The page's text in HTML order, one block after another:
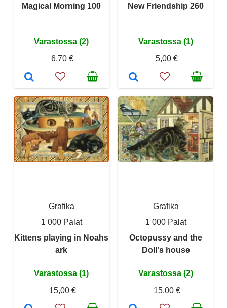
Magical Morning 100
Varastossa (2)
6,70 €
New Friendship 260
Varastossa (1)
5,00 €
Grafika
1 000 Palat
Kittens playing in Noahs
ark
Varastossa (1)
15,00 €
Grafika
1 000 Palat
Octopussy and the
Doll's house
Varastossa (2)
15,00 €